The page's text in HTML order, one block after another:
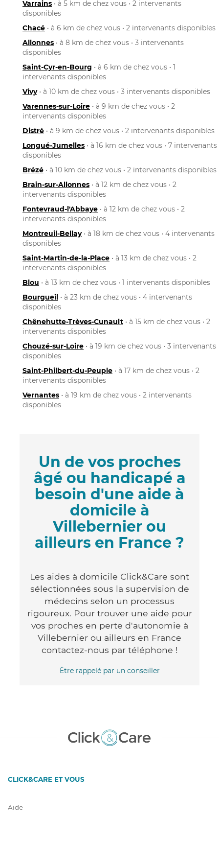
Varrains • à 5 km de chez vous • 2 intervenants
disponibles
Chacé • à 6 km de chez vous • 2 intervenants disponibles
Allonnes • à 8 km de chez vous • 3 intervenants
disponibles
Saint-Cyr-en-Bourg • à 6 km de chez vous • 1
intervenants disponibles
Vivy• à 10 km de chez vous • 3 intervenants disponibles
Varennes-sur-Loire • à 9 km de chez vous • 2
intervenants disponibles
Distré • à 9 km de chez vous • 2 intervenants disponibles
Longué-Jumelles • à 16 km de chez vous • 7 intervenants
disponibles
Brézé • à 10 km de chez vous • 2 intervenants disponibles
Brain-sur-Allonnes • à 12 km de chez vous • 2
intervenants disponibles
Fontevraud-l'Abbaye • à 12 km de chez vous • 2
intervenants disponibles
Montreuil-Bellay• à 18 km de chez vous • 4 intervenants
disponibles
Saint-Martin-de-la-Place • à 13 km de chez vous • 2
intervenants disponibles
Blou • à 13 km de chez vous • 1 intervenants disponibles
Bourgueil • à 23 km de chez vous • 4 intervenants
disponibles
Chênehutte-Trèves-Cunault • à 15 km de chez vous • 2
intervenants disponibles
Chouzé-sur-Loire • à 19 km de chez vous • 3 intervenants
disponibles
Saint-Philbert-du-Peuple • à 17 km de chez vous • 2
intervenants disponibles
Vernantes • à 19 km de chez vous • 2 intervenants
disponibles
Un de vos proches
âgé ou handicapé a
besoin d'une aide à
domicile à
Villebernier ou
ailleurs en France ?
Les aides à domicile Click&Care sont
sélectionnées sous la supervision de
médecins selon un processus
rigoureux. Pour trouver une aide pour
vos proches en perte d'autonomie à
Villebernier ou ailleurs en France
contactez-nous par téléphone !
Être rappelé par un conseiller
CLICK&CARE ET VOUS
Aide